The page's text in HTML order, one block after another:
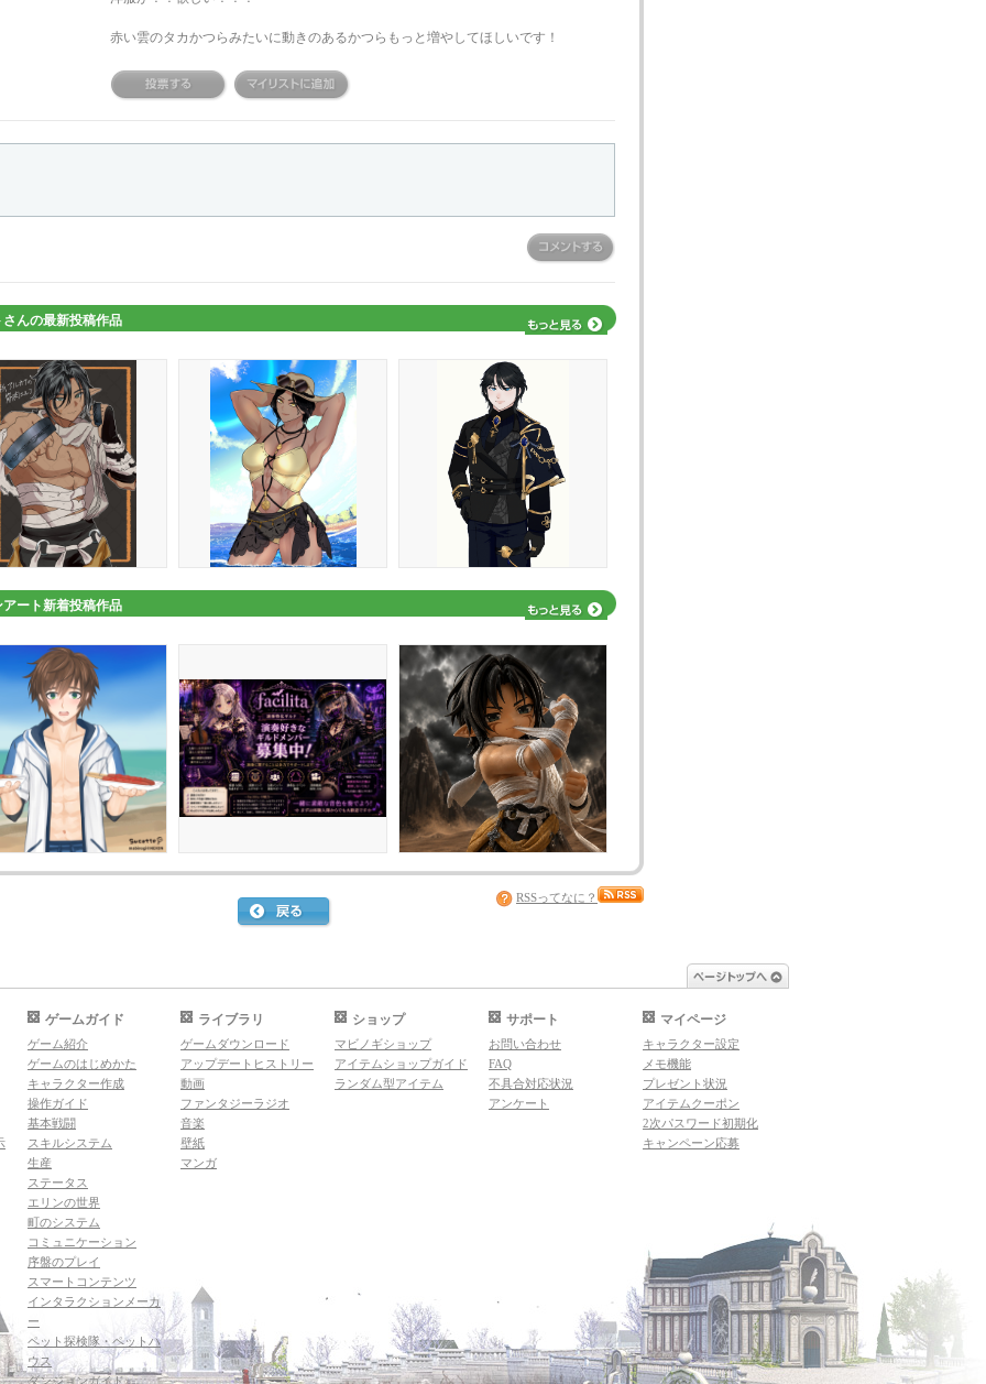
赤い雲のタカかつらみたいに動きのあるかつらもっと増やしてほしいです！
さんの最新投稿作品
アート新着投稿作品
RSSってなに？
ゲームガイド
ゲーム紹介
ゲームのはじめかた
キャラクター作成
操作ガイド
基本戦闘
スキルシステム
生産
ステータス
エリンの世界
町のシステム
コミュニケーション
序盤のプレイ
スマートコンテンツ
インタラクションメーカ
ー
ペット探検隊・ペットハ
ウス
ダンジョンガイド
ライブラリ
ゲームダウンロード
アップデートヒストリー
動画
ファンタジーラジオ
音楽
壁紙
マンガ
ショップ
マビノギショップ
アイテムショップガイド
ランダム型アイテム
サポート
お問い合わせ
FAQ
不具合対応状況
アンケート
マイページ
キャラクター設定
メモ機能
プレゼント状況
アイテムクーポン
2次パスワード初期化
キャンペーン応募